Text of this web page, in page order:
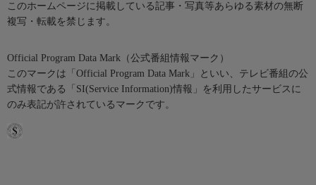
このホームページに掲載している記事・写真等あらゆる素材の無断
複写・転載を禁じます。
Official Program Data Mark（公式番組情報マーク）
このマークは「Official Program Data Mark」といい、テレビ番組の公
式情報である「SI(Service Information)情報」を利用したサービスに
のみ表記が許されているマークです。